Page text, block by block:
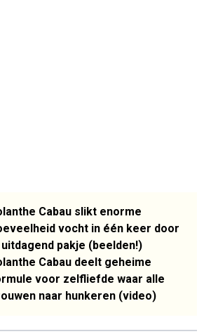
Cabau slikt enorme
vocht in één keer door
uitdagend pakje (beelden!)
Cabau deelt geheime
voor zelfliefde waar alle
naar hunkeren (video)